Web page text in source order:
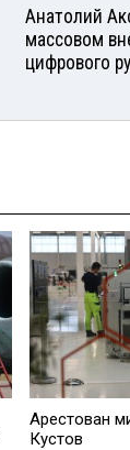
Анатолий
массовом
цифрового
Арестован
Кустов